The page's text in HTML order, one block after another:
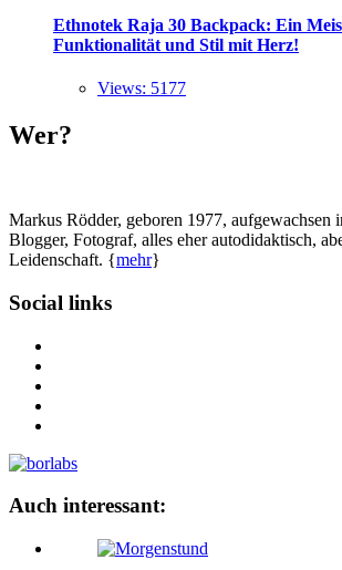
Ethnotek Raja 30 Backpack: Ein
Funktionalität und Stil mit Herz!
Views: 5177
Wer?
Markus Rödder, geboren 1977, aufgewachsen
Blogger, Fotograf, alles eher autodidaktisch,
Leidenschaft. {mehr}
Social links
Auch interessant: